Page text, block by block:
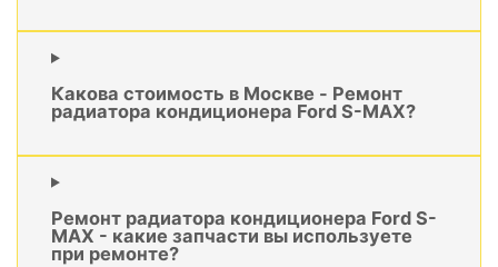
Какова стоимость в Москве - Ремонт
радиатора кондиционера Ford S-MAX?
Ремонт радиатора кондиционера Ford S-
MAX - какие запчасти вы используете
при ремонте?